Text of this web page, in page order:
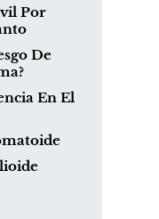
Por
De
En El